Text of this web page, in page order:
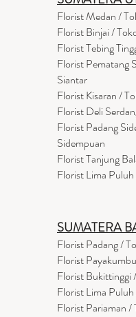
Florist Medan /
Florist Binjai /
Florist Tebing
Florist Pematang
Siantar
Florist Kisaran /
Florist Deli
Florist Padang
Sidempuan
Florist Tanjung
Florist Lima
SUMATERA
Florist Padang /
Florist
Florist Bukittinggi
Florist Lima
Florist Pariaman /